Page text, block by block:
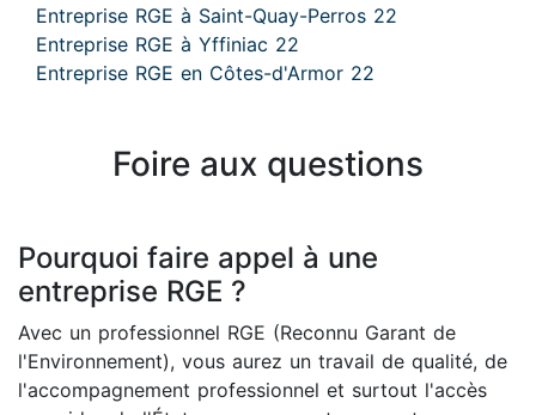
Entreprise RGE à Saint-Quay-Perros 22
Entreprise RGE à Yffiniac 22
Entreprise RGE en Côtes-d'Armor 22
Foire aux questions
Pourquoi faire appel à une
entreprise RGE ?
Avec un professionnel RGE (Reconnu Garant de
l'Environnement), vous aurez un travail de qualité, de
l'accompagnement professionnel et surtout l'accès